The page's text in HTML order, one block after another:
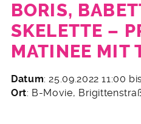
BORIS,
SKELETTE –
MATINEE MIT
31.
August
Datum: 25.09.2022 11:00
Ort: B-Movie,